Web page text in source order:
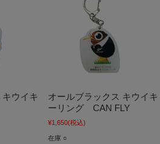
ウイキ
オールブラックス キウイキ
ーリング CAN FLY
¥1,650(税込)
在庫 ○